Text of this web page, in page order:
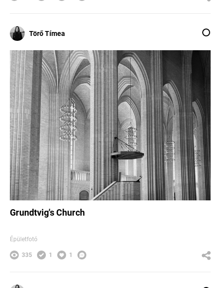
Törő Tímea
Grundtvig's Church
Épületfotó
335 1 1